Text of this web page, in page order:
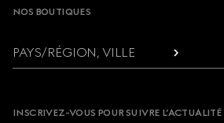
NOS BOUTIQUES
PAYS/RÉGION, VILLE
INSCRIVEZ-VOUS POUR SUIVRE